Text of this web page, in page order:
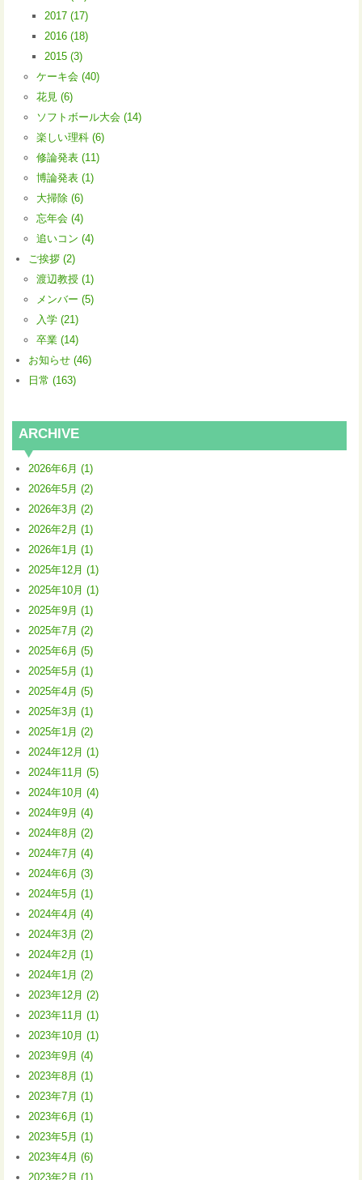
2017 (17)
2016 (18)
2015 (3)
ケーキ会 (40)
花見 (6)
ソフトボール大会 (14)
楽しい理科 (6)
修論発表 (11)
博論発表 (1)
大掃除 (6)
忘年会 (4)
追いコン (4)
ご挨拶 (2)
渡辺教授 (1)
メンバー (5)
入学 (21)
卒業 (14)
お知らせ (46)
日常 (163)
ARCHIVE
2026年6月 (1)
2026年5月 (2)
2026年3月 (2)
2026年2月 (1)
2026年1月 (1)
2025年12月 (1)
2025年10月 (1)
2025年9月 (1)
2025年7月 (2)
2025年6月 (5)
2025年5月 (1)
2025年4月 (5)
2025年3月 (1)
2025年1月 (2)
2024年12月 (1)
2024年11月 (5)
2024年10月 (4)
2024年9月 (4)
2024年8月 (2)
2024年7月 (4)
2024年6月 (3)
2024年5月 (1)
2024年4月 (4)
2024年3月 (2)
2024年2月 (1)
2024年1月 (2)
2023年12月 (2)
2023年11月 (1)
2023年10月 (1)
2023年9月 (4)
2023年8月 (1)
2023年7月 (1)
2023年6月 (1)
2023年5月 (1)
2023年4月 (6)
2023年2月 (1)